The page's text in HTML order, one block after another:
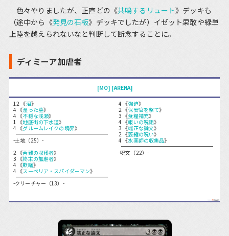
色々やりましたが、正直どの《共鳴するリュート》デッキも
（途中から《発見の石板》デッキでしたが）イゼット果敢や緑単
上陸を越えられないなと判断して断念することに。
ディミーア加虐者
[MO] [ARENA]
12 《沼》
4 《湿った墓》
4 《不穏な浅瀬》
1 《地底街の下水道》
4 《グルームレイクの境界》
-土地（25）-
2 《苦難の収穫者》
3 《終末の加虐者》
4 《欺瞞》
4 《スーペリア・スパイダーマン》
-クリーチャー（13）-
4 《強迫》
2 《保安官を撃て》
3 《食糧補充》
4 《報いの呪詛》
3 《端正な論文》
2 《萎縮の呪い》
4 《水薬師の収集品》
-呪文（22）-